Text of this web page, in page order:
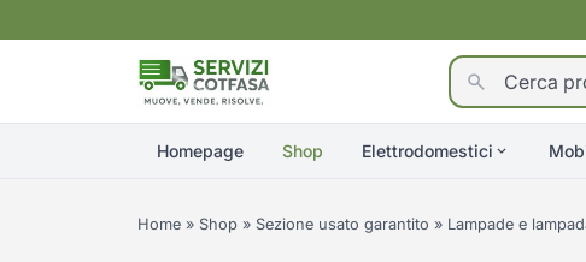
Homepage Shop Elettrodomestici
Home » Shop » Sezione usato garantito » Lampade e